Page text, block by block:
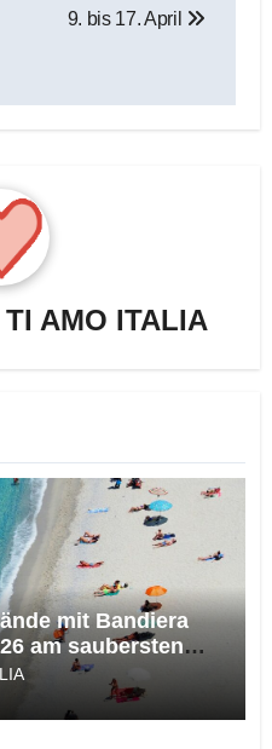
9. bis 17. April
AMO ITALIA
mit Bandiera
am saubersten